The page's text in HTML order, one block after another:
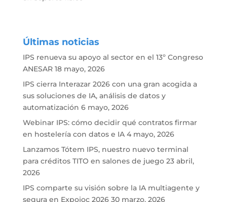
Últimas noticias
IPS renueva su apoyo al sector en el 13º Congreso
ANESAR 18 mayo, 2026
IPS cierra Interazar 2026 con una gran acogida a
sus soluciones de IA, análisis de datos y
automatización 6 mayo, 2026
Webinar IPS: cómo decidir qué contratos firmar
en hostelería con datos e IA 4 mayo, 2026
Lanzamos Tótem IPS, nuestro nuevo terminal
para créditos TITO en salones de juego 23 abril,
2026
IPS comparte su visión sobre la IA multiagente y
segura en Expojoc 2026 30 marzo, 2026